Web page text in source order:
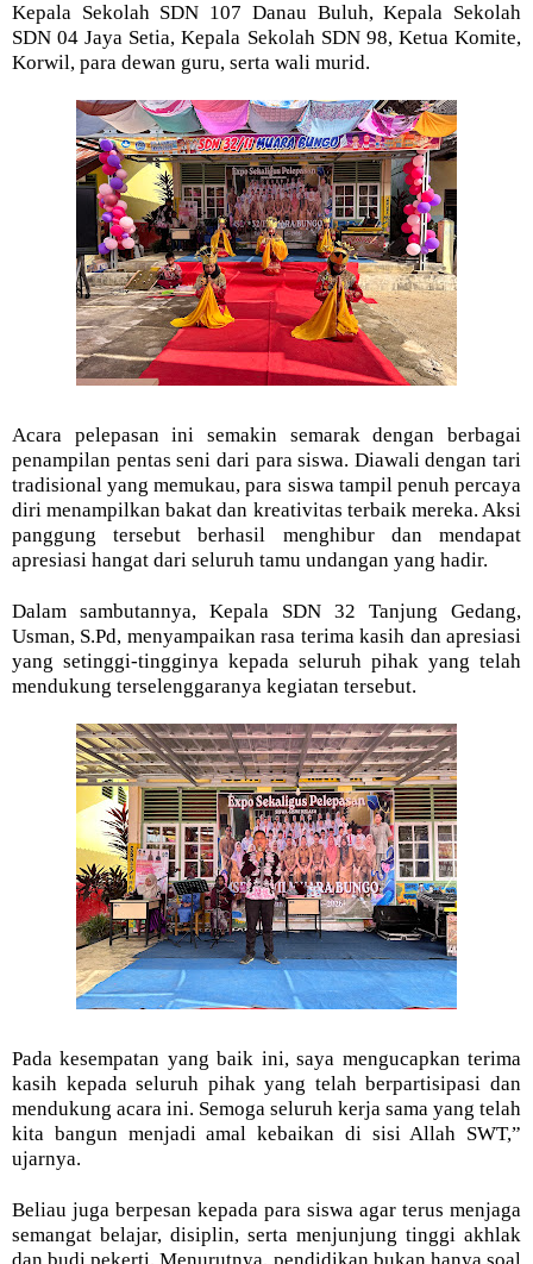
Kepala Sekolah SDN 107 Danau Buluh, Kepala Sekolah
SDN 04 Jaya Setia, Kepala Sekolah SDN 98, Ketua Komite,
Korwil, para dewan guru, serta wali murid.
Acara pelepasan ini semakin semarak dengan berbagai
penampilan pentas seni dari para siswa. Diawali dengan tari
tradisional yang memukau, para siswa tampil penuh percaya
diri menampilkan bakat dan kreativitas terbaik mereka. Aksi
panggung tersebut berhasil menghibur dan mendapat
apresiasi hangat dari seluruh tamu undangan yang hadir.
Dalam sambutannya, Kepala SDN 32 Tanjung Gedang,
Usman, S.Pd, menyampaikan rasa terima kasih dan apresiasi
yang setinggi-tingginya kepada seluruh pihak yang telah
mendukung terselenggaranya kegiatan tersebut.
Pada kesempatan yang baik ini, saya mengucapkan terima
kasih kepada seluruh pihak yang telah berpartisipasi dan
mendukung acara ini. Semoga seluruh kerja sama yang telah
kita bangun menjadi amal kebaikan di sisi Allah SWT,”
ujarnya.
Beliau juga berpesan kepada para siswa agar terus menjaga
semangat belajar, disiplin, serta menjunjung tinggi akhlak